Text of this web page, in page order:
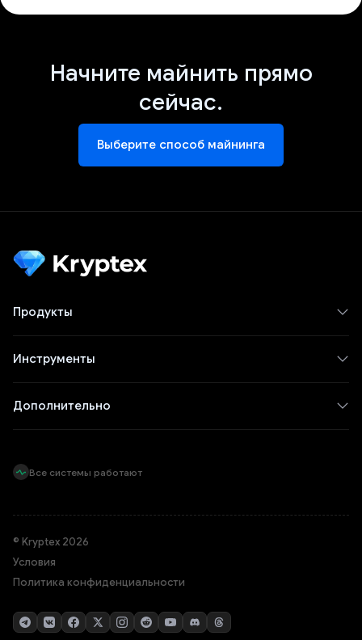
Начните майнить прямо
сейчас.
Выберите способ майнинга
Продукты
Инструменты
Дополнительно
Все системы работают
© Kryptex 2026
Условия
Политика конфиденциальности